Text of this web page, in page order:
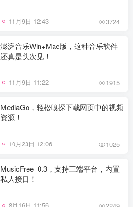
11月9日 12:43 3724
澎湃音乐Win+Mac版，这种音乐软件
还真是头次见！
11月9日 11:22 1915
MediaGo，轻松嗅探下载网页中的视频
资源！
10月23日 12:06 1025
MusicFree_0.3，支持三端平台，内置
私人接口！
8月16日 11:56